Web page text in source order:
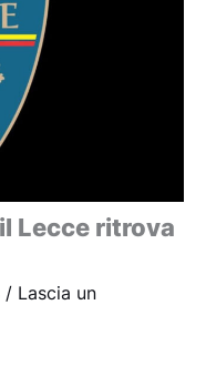
Lecce ritrova
/ Lascia un